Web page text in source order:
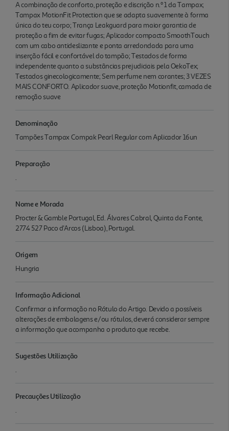
A combinação de conforto, proteção e discrição n.º 1 da Tampax;
Tampax MotionFit Protection que se adapta suavemente à forma
única do teu corpo; Trança Leakguard para maior garantia de
proteção a fim de evitar fugas; Aplicador compacto SmoothTouch
com um cabo antideslizante e ponta arredondada para uma
inserção fácil e confortável do tampão; Testados de forma
independente quanto a substâncias prejudiciais pela OekoTex;
Testados ginecologicamente; Sem perfume nem corantes; 3 VEZES
MAIS CONFORTO. Aplicador suave, proteção Motionfit, camada de
remoção suave
Denominação
Tampões Tampax Compak Pearl Regular com Aplicador 16un
Preparação
.
Nome e Morada
Procter & Gamble Portugal, Ed. Álvares Cabral, Quinta da Fonte,
2774 527 Paco d'Arcos (Lisboa), Portugal.
Origem
Hungria
Informação Adicional
Confirmar a informação no Rótulo do Artigo. Devido a possíveis
alterações de embalagens e/ou rótulos, deverá considerar sempre
a informação que acompanha o produto que recebe.
Sugestões Utilização
.
Precauções Utilização
.